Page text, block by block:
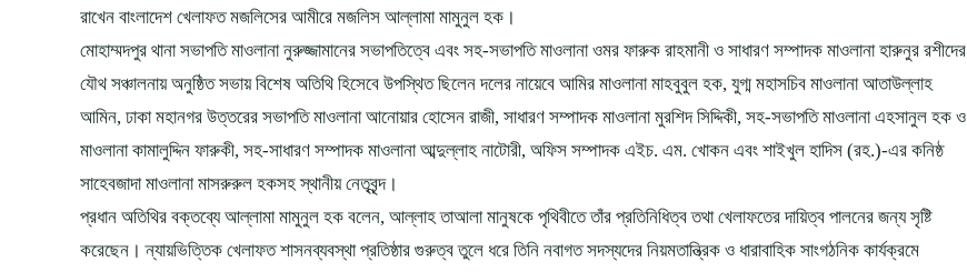
রাখেন বাংলাদেশ খেলাফত মজলিসের আমীরে মজলিস আল্লামা মামুনুল হক।
মোহাম্মদপুর থানা সভাপতি মাওলানা নুরুজ্জামানের সভাপতিত্বে এবং সহ-সভাপতি মাওলানা ওমর ফারুক রাহমানী ও সাধারণ সম্পাদক মাওলানা হারুনুর রশীদের
যৌথ সঞ্চালনায় অনুষ্ঠিত সভায় বিশেষ অতিথি হিসেবে উপস্থিত ছিলেন দলের নায়েবে আমির মাওলানা মাহবুবুল হক, যুগ্ম মহাসচিব মাওলানা আতাউল্লাহ
আমিন, ঢাকা মহানগর উত্তরের সভাপতি মাওলানা আনোয়ার হোসেন রাজী, সাধারণ সম্পাদক মাওলানা মুরশিদ সিদ্দিকী, সহ-সভাপতি মাওলানা এহসানুল হক ও
মাওলানা কামালুদ্দিন ফারুকী, সহ-সাধারণ সম্পাদক মাওলানা আব্দুল্লাহ নাটোরী, অফিস সম্পাদক এইচ. এম. খোকন এবং শাইখুল হাদিস (রহ.)-এর কনিষ্ঠ
সাহেবজাদা মাওলানা মাসরুরুল হকসহ স্থানীয় নেতৃবৃন্দ।
প্রধান অতিথির বক্তব্যে আল্লামা মামুনুল হক বলেন, আল্লাহ তাআলা মানুষকে পৃথিবীতে তাঁর প্রতিনিধিত্ব তথা খেলাফতের দায়িত্ব পালনের জন্য সৃষ্টি
করেছেন। ন্যায়ভিত্তিক খেলাফত শাসনব্যবস্থা প্রতিষ্ঠার গুরুত্ব তুলে ধরে তিনি নবাগত সদস্যদের নিয়মতান্ত্রিক ও ধারাবাহিক সাংগঠনিক কার্যক্রমে